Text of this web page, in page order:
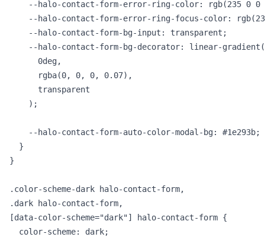
--halo-contact-form-error-ring-color: rgb(235 0 0
--halo-contact-form-error-ring-focus-color:
    --halo-contact-form-bg-input: transparent;
    --halo-contact-form-bg-decorator: linear-gradient(
      0deg,
      rgba(0, 0, 0, 0.07),
      transparent
    );
    --halo-contact-form-auto-color-modal-bg: #1e293b;
  }
}
.color-scheme-dark halo-contact-form,
.dark halo-contact-form,
[data-color-scheme="dark"] halo-contact-form {
  color-scheme: dark;